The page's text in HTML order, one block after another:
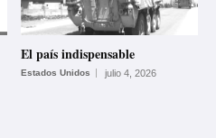
El país indispensable
Estados Unidos julio 4, 2026